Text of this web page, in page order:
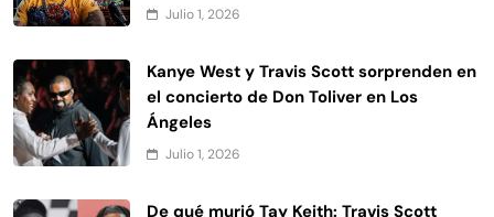
Julio 1, 2026
Kanye West y Travis Scott sorprenden en
el concierto de Don Toliver en Los
Ángeles
Julio 1, 2026
De qué murió Tay Keith: Travis Scott